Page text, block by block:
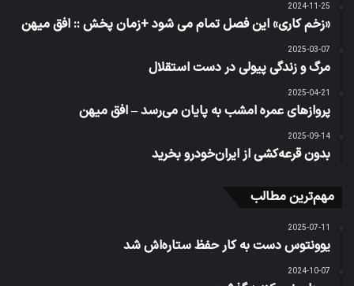
2024-11-25
«زخم کاری» این فصل تمام می شود +زمان پخش :: افق میهن
2025-03-07
مرگ و زندگی پیولی در دست استقلال
2025-04-21
پروازهای عمره امشب به پایان می‌رسد – افق میهن
2025-09-14
بدون قرعه‌کشی از ایران‌خودرو بخرید
مهم‌ترین مطالب
2025-07-11
یوونتوس دست به کار حفظ ستاره‌اش شد
2024-10-07